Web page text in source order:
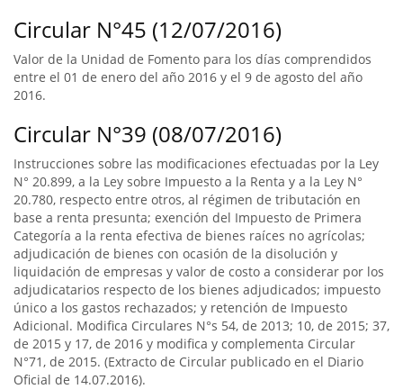
Circular N°45 (12/07/2016)
Valor de la Unidad de Fomento para los días comprendidos
entre el 01 de enero del año 2016 y el 9 de agosto del año
2016.
Circular N°39 (08/07/2016)
Instrucciones sobre las modificaciones efectuadas por la Ley
N° 20.899, a la Ley sobre Impuesto a la Renta y a la Ley N°
20.780, respecto entre otros, al régimen de tributación en
base a renta presunta; exención del Impuesto de Primera
Categoría a la renta efectiva de bienes raíces no agrícolas;
adjudicación de bienes con ocasión de la disolución y
liquidación de empresas y valor de costo a considerar por los
adjudicatarios respecto de los bienes adjudicados; impuesto
único a los gastos rechazados; y retención de Impuesto
Adicional. Modifica Circulares N°s 54, de 2013; 10, de 2015; 37,
de 2015 y 17, de 2016 y modifica y complementa Circular
N°71, de 2015. (Extracto de Circular publicado en el Diario
Oficial de 14.07.2016).